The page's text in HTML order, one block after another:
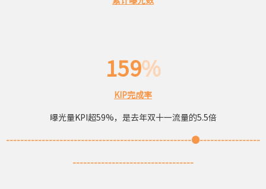
159%
KIP完成率
曝光量KPI超59%，是去年双十一流量的5.5倍
----------------------------------------------------●-----------------
----------------------------------